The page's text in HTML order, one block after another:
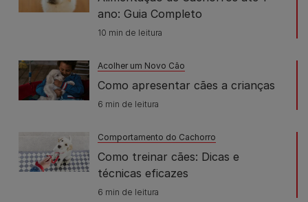
ano: Guia Completo
10 min de leitura
Acolher um Novo Cão
Como apresentar cães a crianças
6 min de leitura
Comportamento do Cachorro
Como treinar cães: Dicas e
técnicas eficazes
6 min de leitura